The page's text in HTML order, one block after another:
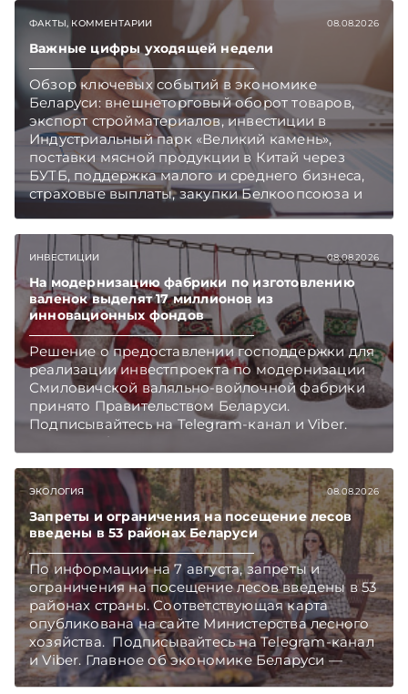
как изменились правила игры в текущем году.
Подписывайтесь на Telegram‑канал и Viber.
Главное об экономике Беларуси — раньше,
чем в новостях TelegramViber
ФАКТЫ, КОММЕНТАРИИ 08.08.2026
Важные цифры уходящей недели
Обзор ключевых событий в экономике
Беларуси: внешнеторговый оборот товаров,
экспорт стройматериалов, инвестиции в
Индустриальный парк «Великий камень»,
поставки мясной продукции в Китай через
БУТБ, поддержка малого и среднего бизнеса,
страховые выплаты, закупки Белкоопсоюза и
рост продаж новых автомобилей.
Подписывайтесь на Telegram‑канал и Viber.
Главное об экономике Беларуси — раньше,
чем в новостях TelegramViber
ИНВЕСТИЦИИ 08.08.2026
На модернизацию фабрики по изготовлению
валенок выделят 17 миллионов из
инновационных фондов
Решение о предоставлении господдержки для
реализации инвестпроекта по модернизации
Смиловичской валяльно-войлочной фабрики
принято Правительством Беларуси.
Подписывайтесь на Telegram‑канал и Viber.
Главное об экономике Беларуси — раньше,
ЭКОЛОГИЯ 08.08.2026
Запреты и ограничения на посещение лесов
введены в 53 районах Беларуси
По информации на 7 августа, запреты и
ограничения на посещение лесов введены в 53
районах страны. Соответствующая карта
опубликована на сайте Министерства лесного
хозяйства. Подписывайтесь на Telegram‑канал
и Viber. Главное об экономике Беларуси —
раньше, чем в новостях TelegramViber